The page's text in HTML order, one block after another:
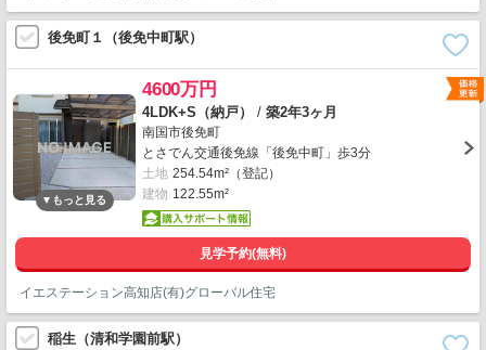
後免町１（後免中町駅）
4600万円
4LDK+S（納戸） / 築2年3ヶ月
南国市後免町
とさでん交通後免線「後免中町」歩3分
土地 254.54m²（登記）
建物 122.55m²
見学予約(無料)
イエステーション高知店(有)グローバル住宅
稲生（清和学園前駅）